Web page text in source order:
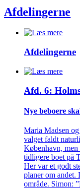
Afdelingerne
Afdelingerne
Afd. 6:
Nye beboere
Maria Madsen
valget faldt
København,
tidligere boet på
Her var et godt
planer om andet.
område. Simon: